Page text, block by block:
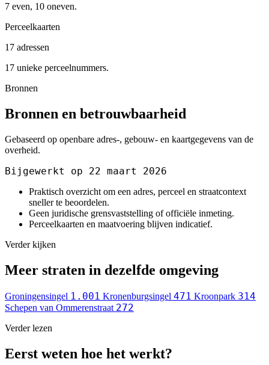
7 even, 10 oneven.
Perceelkaarten
17 adressen
17 unieke perceelnummers.
Bronnen
Bronnen en betrouwbaarheid
Gebaseerd op openbare adres-, gebouw- en kaartgegevens van de
overheid.
Bijgewerkt op 22 maart 2026
Praktisch overzicht om een adres, perceel en straatcontext
sneller te beoordelen.
Geen juridische grensvaststelling of officiële inmeting.
Perceelkaarten en maatvoering blijven indicatief.
Verder kijken
Meer straten in dezelfde omgeving
Groningensingel 1.001 Kronenburgsingel 471 Kroonpark 314
Schepen van Ommerenstraat 272
Verder lezen
Eerst weten hoe het werkt?